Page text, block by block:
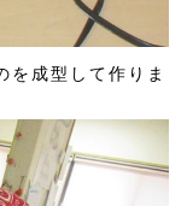
を成型して作りま